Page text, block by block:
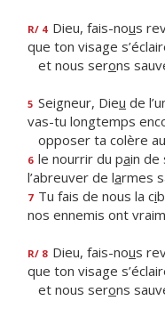
R/ 4 Dieu, fais-nous
que ton visage
et nous serons
5 Seigneur, Dieu de
vas-tu longtemps
opposer ta colère
6 le nourrir du pain de
l’abreuver de larmes
7 Tu fais de nous la ci
nos ennemis ont vraim
R/ 8 Dieu, fais-nous
que ton visage
et nous serons